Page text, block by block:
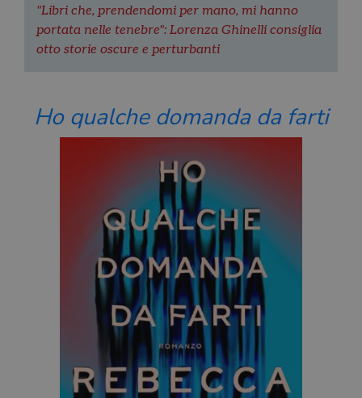
"Libri che, prendendomi per mano, mi hanno
portata nelle tenebre": Lorenza Ghinelli consiglia
otto storie oscure e perturbanti
Ho qualche domanda da farti